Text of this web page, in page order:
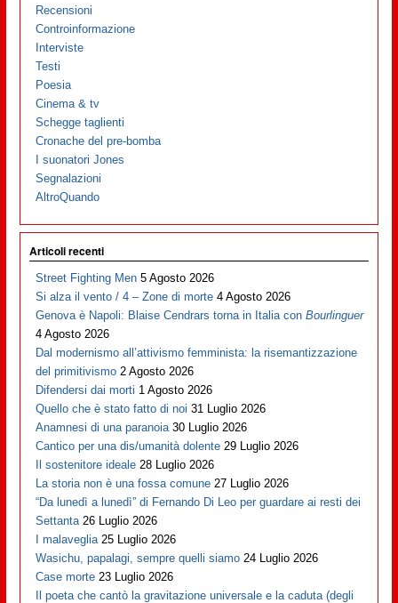
Recensioni
Controinformazione
Interviste
Testi
Poesia
Cinema & tv
Schegge taglienti
Cronache del pre-bomba
I suonatori Jones
Segnalazioni
AltroQuando
Articoli recenti
Street Fighting Men 5 Agosto 2026
Si alza il vento / 4 – Zone di morte 4 Agosto 2026
Genova è Napoli: Blaise Cendrars torna in Italia conBourlinguer
4 Agosto 2026
Dal modernismo all’attivismo femminista: la risemantizzazione
del primitivismo 2 Agosto 2026
Difendersi dai morti 1 Agosto 2026
Quello che è stato fatto di noi 31 Luglio 2026
Anamnesi di una paranoia 30 Luglio 2026
Cantico per una dis/umanità dolente 29 Luglio 2026
Il sostenitore ideale 28 Luglio 2026
La storia non è una fossa comune 27 Luglio 2026
“Da lunedì a lunedì” di Fernando Di Leo per guardare ai resti dei
Settanta 26 Luglio 2026
I malaveglia 25 Luglio 2026
Wasichu, papalagi, sempre quelli siamo 24 Luglio 2026
Case morte 23 Luglio 2026
Il poeta che cantò la gravitazione universale e la caduta (degli